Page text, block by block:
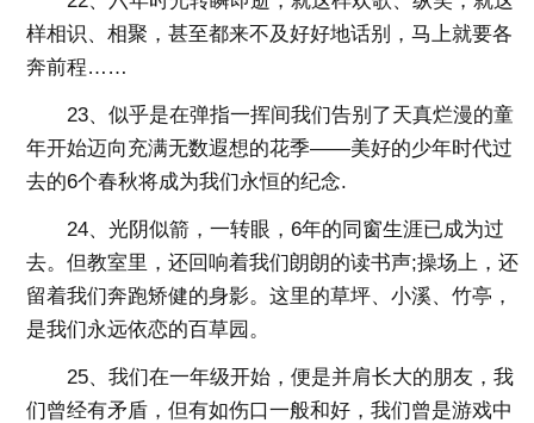
样相识、相聚，甚至都来不及好好地话别，马上就要各
奔前程……
23、似乎是在弹指一挥间我们告别了天真烂漫的童
年开始迈向充满无数遐想的花季——美好的少年时代过
去的6个春秋将成为我们永恒的纪念.
24、光阴似箭，一转眼，6年的同窗生涯已成为过
去。但教室里，还回响着我们朗朗的读书声;操场上，还
留着我们奔跑矫健的身影。这里的草坪、小溪、竹亭，
是我们永远依恋的百草园。
25、我们在一年级开始，便是并肩长大的朋友，我
们曾经有矛盾，但有如伤口一般和好，我们曾是游戏中